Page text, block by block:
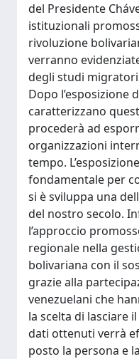
del Presidente
istituzionali
rivoluzione
verranno
degli studi
Dopo l’esposizione
caratterizzano
procederà ad
organizzazioni
tempo.
fondamentale per
si è sviluppa una
del nostro secolo.
l’approccio
regionale nella
bolivariana con il
grazie alla
venezuelani che
la scelta di lasciare
dati ottenuti verrà
posto la persona e